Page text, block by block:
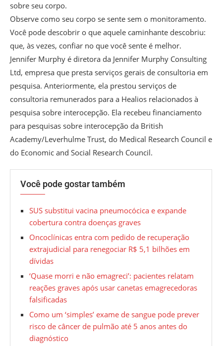
sobre seu corpo.
Observe como seu corpo se sente sem o monitoramento.
Você pode descobrir o que aquele caminhante descobriu:
que, às vezes, confiar no que você sente é melhor.
Jennifer Murphy é diretora da Jennifer Murphy Consulting
Ltd, empresa que presta serviços gerais de consultoria em
pesquisa. Anteriormente, ela prestou serviços de
consultoria remunerados para a Healios relacionados à
pesquisa sobre interocepção. Ela recebeu financiamento
para pesquisas sobre interocepção da British
Academy/Leverhulme Trust, do Medical Research Council e
do Economic and Social Research Council.
Você pode gostar também
SUS substitui vacina pneumocócica e expande
cobertura contra doenças graves
Oncoclínicas entra com pedido de recuperação
extrajudicial para renegociar R$ 5,1 bilhões em
dívidas
‘Quase morri e não emagreci’: pacientes relatam
reações graves após usar canetas emagrecedoras
falsificadas
Como um ‘simples’ exame de sangue pode prever
risco de câncer de pulmão até 5 anos antes do
diagnóstico